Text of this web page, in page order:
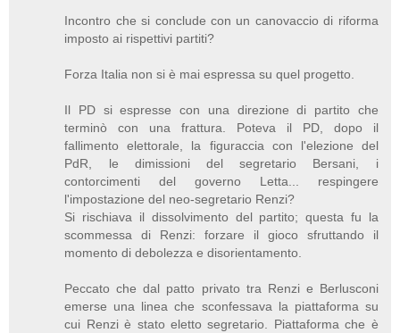
Incontro che si conclude con un canovaccio di riforma
imposto ai rispettivi partiti?
Forza Italia non si è mai espressa su quel progetto.
Il PD si espresse con una direzione di partito che
terminò con una frattura. Poteva il PD, dopo il
fallimento elettorale, la figuraccia con l'elezione del
PdR, le dimissioni del segretario Bersani, i
contorcimenti del governo Letta... respingere
l'impostazione del neo-segretario Renzi?
Si rischiava il dissolvimento del partito; questa fu la
scommessa di Renzi: forzare il gioco sfruttando il
momento di debolezza e disorientamento.
Peccato che dal patto privato tra Renzi e Berlusconi
emerse una linea che sconfessava la piattaforma su
cui Renzi è stato eletto segretario. Piattaforma che è